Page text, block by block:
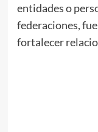
entidades o
federaciones,
fortalecer